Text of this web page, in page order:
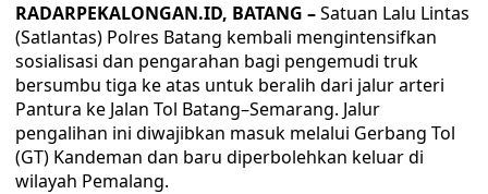
RADARPEKALONGAN.ID, BATANG –Satuan Lalu Lintas
(Satlantas) Polres Batang kembali mengintensifkan
sosialisasi dan pengarahan bagi pengemudi truk
bersumbu tiga ke atas untuk beralih dari jalur arteri
Pantura ke Jalan Tol Batang–Semarang. Jalur
pengalihan ini diwajibkan masuk melalui Gerbang Tol
(GT) Kandeman dan baru diperbolehkan keluar di
wilayah Pemalang.